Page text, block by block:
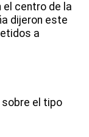
centro de la
dijeron este
a
el tipo